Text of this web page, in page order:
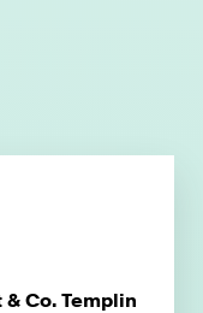
Co. Templin